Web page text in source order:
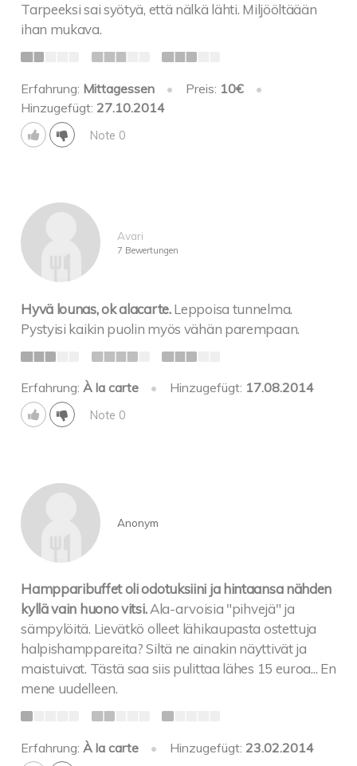
Tarpeeksi sai syötyä, että nälkä lähti. Miljööltäään
ihan mukava.
Erfahrung: Mittagessen • Preis: 10€
•
Hinzugefügt: 27.10.2014
Note 0
Avari
7 Bewertungen
Hyvä lounas, ok alacarte. Leppoisa tunnelma.
Pystyisi kaikin puolin myös vähän parempaan.
Erfahrung:À la carte • Hinzugefügt: 17.08.2014
Note 0
Anonym
Hampparibuffet oli odotuksiini ja hintaansa nähden
kyllä vain huono vitsi. Ala-arvoisia "pihvejä" ja
sämpylöitä. Lievätkö olleet lähikaupasta ostettuja
halpishamppareita? Siltä ne ainakin näyttivät ja
maistuivat. Tästä saa siis pulittaa lähes 15 euroa... En
mene uudelleen.
Erfahrung:À la carte • Hinzugefügt: 23.02.2014